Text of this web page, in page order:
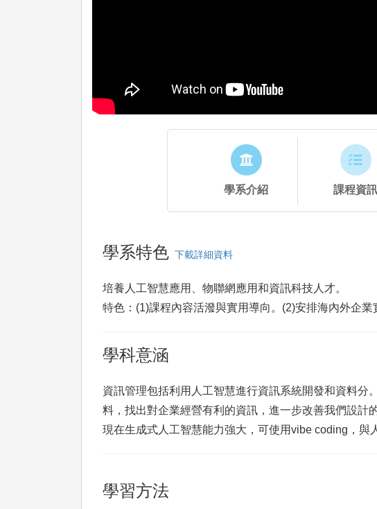
學系介紹 課程資訊
學系特色 下載詳細資料
培養人工智慧應用、物聯網應用和資訊科技人才。
特色：(1)課程內容活潑與實用導向。(2)安排海內外企
學科意涵
資訊管理包括利用人工智慧進行資訊系統開發和資料
料，找出對企業經營有利的資訊，進一步改善我們設計
現在生成式人工智慧能力強大，可使用vibe coding，與
學習方法